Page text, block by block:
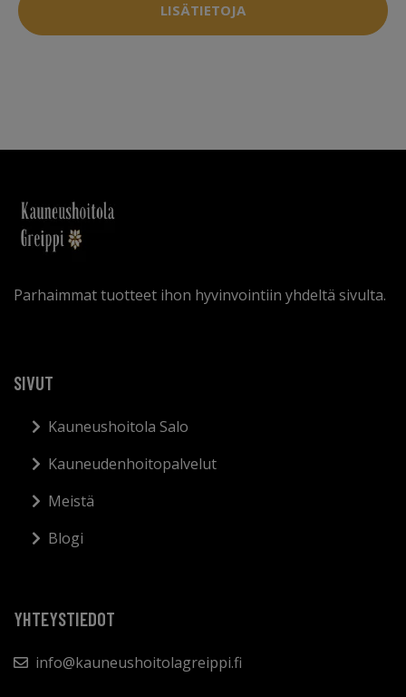
LISÄTIETOJA
Parhaimmat tuotteet ihon hyvinvointiin yhdeltä sivulta.
SIVUT
Kauneushoitola Salo
Kauneudenhoitopalvelut
Meistä
Blogi
YHTEYSTIEDOT
info@kauneushoitolagreippi.fi